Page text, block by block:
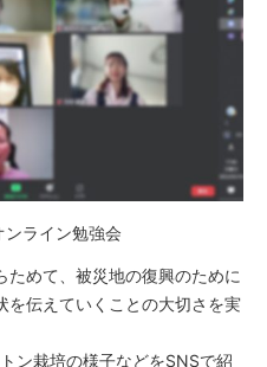
ライン勉強会
めて、被災地の復興のために
を伝えていくことの大切さを実
ン栽培の様子などをSNSで紹